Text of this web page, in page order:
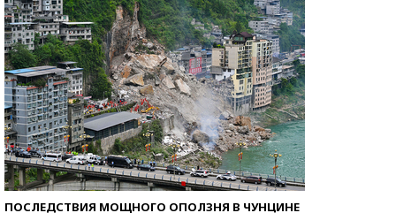
ПОСЛЕДСТВИЯ МОЩНОГО ОПОЛЗНЯ В ЧУНЦИНЕ